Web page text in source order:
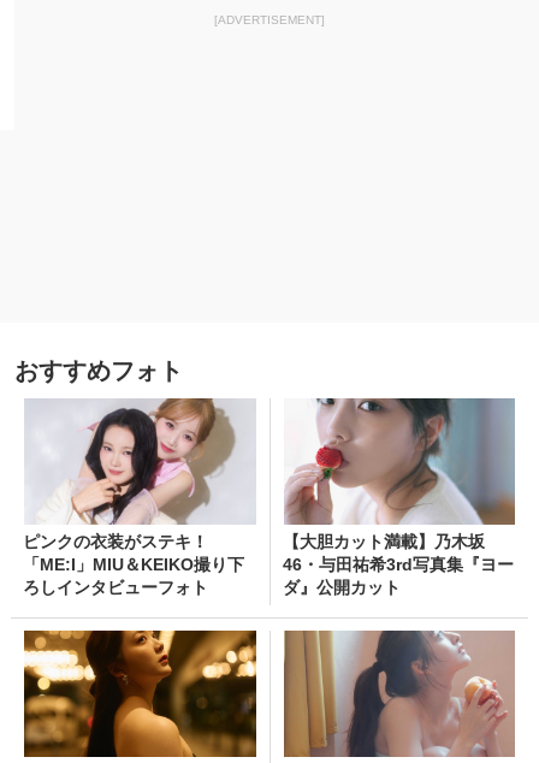
[ADVERTISEMENT]
おすすめフォト
ピンクの衣装がステキ！
「ME:I」MIU＆KEIKO撮り下
ろしインタビューフォト
【大胆カット満載】乃木坂
46・与田祐希3rd写真集『ヨー
ダ』公開カット